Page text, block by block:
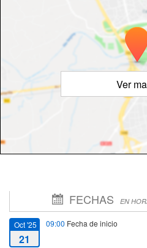
Ver
FECHAS EN
Oct '25
21
09:00 Fecha de inicio